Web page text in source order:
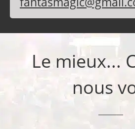
Le mieux...
nous